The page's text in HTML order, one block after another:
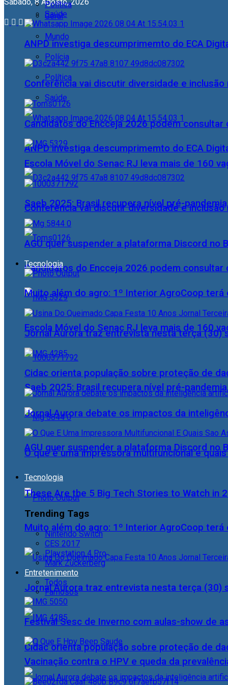
Geral
Mundo
Polícia
Política
Saúde
ANPD investiga descumprimemto do ECA
Conferência vai discutir diversidade e inclusão
Candidatos do Encceja 2026 podem consultar
Escola Móvel do Senac RJ leva mais de 160
Saeb 2025: Brasil recupera nível pré-
AGU quer suspender a plataforma Discord no
Tecnologia
Muito além do agro: 1º Interior AgroCoop
Jornal Aurora traz entrevista nesta terça (30)
Cidac orienta população sobre proteção de
Política
Saúde
ANPD investiga descumprimemto do ECA
Conferência vai discutir diversidade e inclusão
Candidatos do Encceja 2026 podem
Escola Móvel do Senac RJ leva mais de 160
Saeb 2025: Brasil recupera nível pré-
AGU quer suspender a plataforma Discord no
Tecnologia
Muito além do agro: 1º Interior AgroCoop
Jornal Aurora traz entrevista nesta terça (30)
Cidac orienta população sobre proteção de
Jornal Aurora debate os impactos da
O que é uma impressora multifuncional e
These Are the 5 Big Tech Stories to Watch in
Trending Tags
Nintendo Switch
CES 2017
Playstation 4 Pro
Mark Zuckerberg
Entretenimento
Todos
Famosos
Festival Sesc de Inverno com aulas-show de
Vacinação contra o HPV e queda da